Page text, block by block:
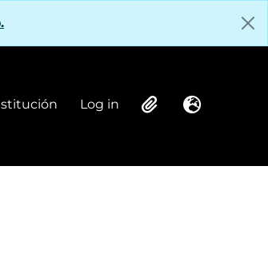
Institución
Log in
Log in ClipboardLanguage